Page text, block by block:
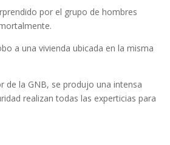
por el grupo de hombres
a una vivienda ubicada en la misma
de la GNB, se produjo una intensa
realizan todas las experticias para